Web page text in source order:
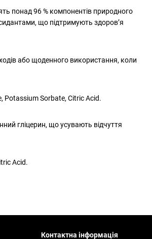
понад 96 % компонентів природного
що підтримують здоров’я
або щоденного використання, коли
Potassium Sorbate, Citric Acid.
гліцерин, що усувають відчуття
Acid.
Контактна інформація